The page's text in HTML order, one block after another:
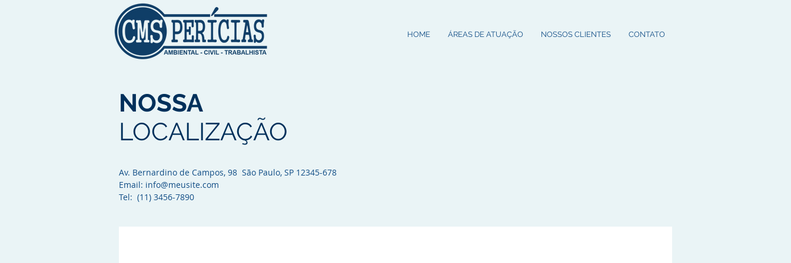
HOME ÁREAS DE ATUAÇÃO NOSSOS CLIENTES CONTATO
NOSSA
LOCALIZAÇÃO
Av. Bernardino de Campos, 98 São Paulo, SP 12345-678
Email: info@meusite.com
Tel: (11) 3456-7890